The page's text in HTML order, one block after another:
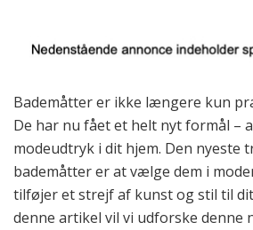
Bademåtter er ikke længere kun
De har nu fået et helt nyt formål –
modeudtryk i dit hjem. Den nyeste
bademåtter er at vælge dem i
tilføjer et strejf af kunst og stil til
denne artikel vil vi udforske denne